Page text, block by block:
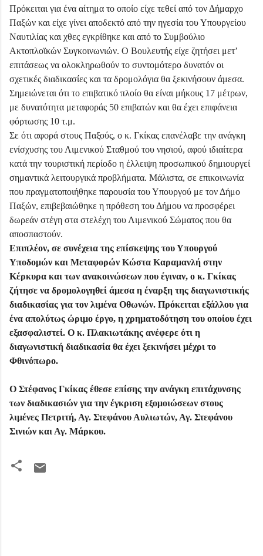
Πρόκειται για ένα αίτημα το οποίο είχε τεθεί από τον Δήμαρχο
Παξών και είχε γίνει αποδεκτό από την ηγεσία του Υπουργείου
Ναυτιλίας και χθες εγκρίθηκε και από το Συμβούλιο
Ακτοπλοϊκών Συγκοινωνιών. Ο Βουλευτής είχε ζητήσει μετ’
επιτάσεως να ολοκληρωθούν το συντομότερο δυνατόν οι
σχετικές διαδικασίες και τα δρομολόγια θα ξεκινήσουν άμεσα.
Σημειώνεται ότι το επιβατικό πλοίο θα είναι μήκους 17 μέτρων,
με δυνατότητα μεταφοράς 50 επιβατών και θα έχει επιφάνεια
φόρτωσης 10 τ.μ.
Σε ότι αφορά στους Παξούς, ο κ. Γκίκας επανέλαβε την ανάγκη
ενίσχυσης του Λιμενικού Σταθμού του νησιού, αφού ιδιαίτερα
κατά την τουριστική περίοδο η έλλειψη προσωπικού δημιουργεί
σημαντικά λειτουργικά προβλήματα. Μάλιστα, σε επικοινωνία
που πραγματοποιήθηκε παρουσία του Υπουργού με τον Δήμο
Παξών, επιβεβαιώθηκε η πρόθεση του Δήμου να προσφέρει
δωρεάν στέγη στα στελέχη του Λιμενικού Σώματος που θα
αποσπαστούν.
Επιπλέον, σε συνέχεια της επίσκεψης του Υπουργού
Υποδομών και Μεταφορών Κώστα Καραμανλή στην
Κέρκυρα και των ανακοινώσεων που έγιναν, ο κ. Γκίκας
ζήτησε να δρομολογηθεί άμεσα η έναρξη της διαγωνιστικής
διαδικασίας για τον λιμένα Οθωνών. Πρόκειται εξάλλου για
ένα απολύτως ώριμο έργο, η χρηματοδότηση του οποίου έχει
εξασφαλιστεί. Ο κ. Πλακιωτάκης ανέφερε ότι η
διαγωνιστική διαδικασία θα έχει ξεκινήσει μέχρι το
Φθινόπωρο.
Ο Στέφανος Γκίκας έθεσε επίσης την ανάγκη επιτάχυνσης
των διαδικασιών για την έγκριση εξομοιώσεων στους
λιμένες Πετριτή, Αγ. Στεφάνου Αυλιωτών, Αγ. Στεφάνου
Σινιών και Αγ. Μάρκου.